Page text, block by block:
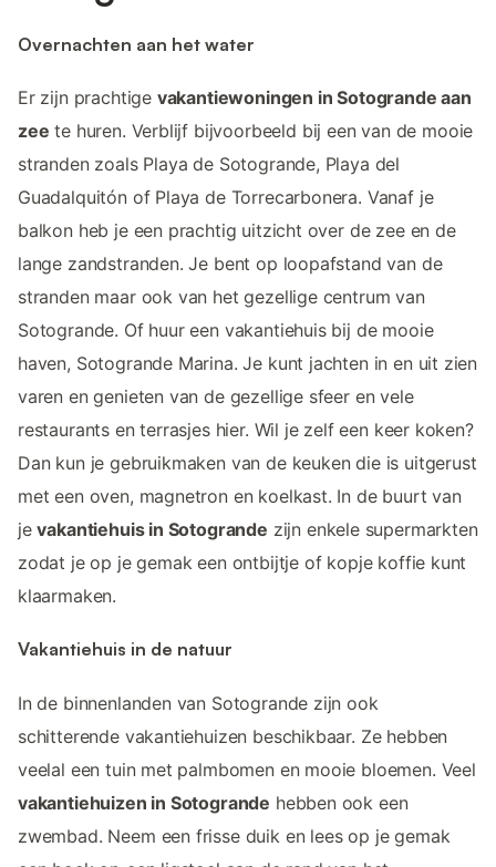
Overnachten aan het water
Er zijn prachtige vakantiewoningen in Sotogrande aan
zee te huren. Verblijf bijvoorbeeld bij een van de mooie
stranden zoals Playa de Sotogrande, Playa del
Guadalquitón of Playa de Torrecarbonera. Vanaf je
balkon heb je een prachtig uitzicht over de zee en de
lange zandstranden. Je bent op loopafstand van de
stranden maar ook van het gezellige centrum van
Sotogrande. Of huur een vakantiehuis bij de mooie
haven, Sotogrande Marina. Je kunt jachten in en uit zien
varen en genieten van de gezellige sfeer en vele
restaurants en terrasjes hier. Wil je zelf een keer koken?
Dan kun je gebruikmaken van de keuken die is uitgerust
met een oven, magnetron en koelkast. In de buurt van
jevakantiehuis in Sotogrande zijn enkele supermarkten
zodat je op je gemak een ontbijtje of kopje koffie kunt
klaarmaken.
Vakantiehuis in de natuur
In de binnenlanden van Sotogrande zijn ook
schitterende vakantiehuizen beschikbaar. Ze hebben
veelal een tuin met palmbomen en mooie bloemen. Veel
vakantiehuizen in Sotogrande hebben ook een
zwembad. Neem een frisse duik en lees op je gemak